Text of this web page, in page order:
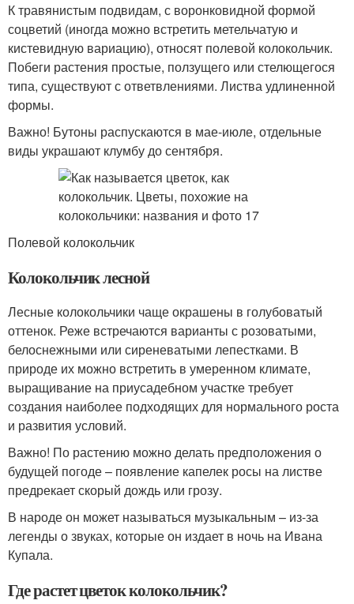
К травянистым подвидам, с воронковидной формой
соцветий (иногда можно встретить метельчатую и
кистевидную вариацию), относят полевой колокольчик.
Побеги растения простые, ползущего или стелющегося
типа, существуют с ответвлениями. Листва удлиненной
формы.
Важно! Бутоны распускаются в мае-июле, отдельные
виды украшают клумбу до сентября.
Полевой колокольчик
Колокольчик лесной
Лесные колокольчики чаще окрашены в голубоватый
оттенок. Реже встречаются варианты с розоватыми,
белоснежными или сиреневатыми лепестками. В
природе их можно встретить в умеренном климате,
выращивание на приусадебном участке требует
создания наиболее подходящих для нормального роста
и развития условий.
Важно! По растению можно делать предположения о
будущей погоде – появление капелек росы на листве
предрекает скорый дождь или грозу.
В народе он может называться музыкальным – из-за
легенды о звуках, которые он издает в ночь на Ивана
Купала.
Где растет цветок колокольчик?